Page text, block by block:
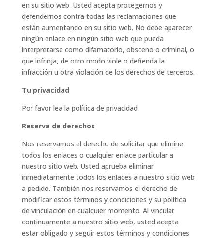
en su sitio web. Usted acepta protegernos y
defendernos contra todas las reclamaciones que
están aumentando en su sitio web. No debe aparecer
ningún enlace en ningún sitio web que pueda
interpretarse como difamatorio, obsceno o criminal, o
que infrinja, de otro modo viole o defienda la
infracción u otra violación de los derechos de terceros.
Tu privacidad
Por favor lea la política de privacidad
Reserva de derechos
Nos reservamos el derecho de solicitar que elimine
todos los enlaces o cualquier enlace particular a
nuestro sitio web. Usted aprueba eliminar
inmediatamente todos los enlaces a nuestro sitio web
a pedido. También nos reservamos el derecho de
modificar estos términos y condiciones y su política
de vinculación en cualquier momento. Al vincular
continuamente a nuestro sitio web, usted acepta
estar obligado y seguir estos términos y condiciones